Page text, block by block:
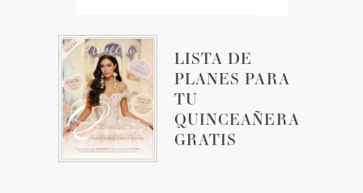
LISTA DE
PLANES PARA
TU
QUINCEAÑERA
GRATIS